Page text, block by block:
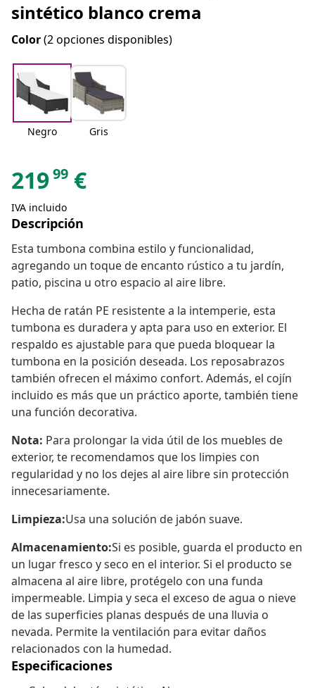
sintético blanco crema
Color(2 opciones disponibles)
Negro Gris
21999 €
IVA incluido
Descripción
Esta tumbona combina estilo y funcionalidad,
agregando un toque de encanto rústico a tu jardín,
patio, piscina u otro espacio al aire libre.
Hecha de ratán PE resistente a la intemperie, esta
tumbona es duradera y apta para uso en exterior. El
respaldo es ajustable para que pueda bloquear la
tumbona en la posición deseada. Los reposabrazos
también ofrecen el máximo confort. Además, el cojín
incluido es más que un práctico aporte, también tiene
una función decorativa.
Nota: Para prolongar la vida útil de los muebles de
exterior, te recomendamos que los limpies con
regularidad y no los dejes al aire libre sin protección
innecesariamente.
Limpieza:Usa una solución de jabón suave.
Almacenamiento:Si es posible, guarda el producto en
un lugar fresco y seco en el interior. Si el producto se
almacena al aire libre, protégelo con una funda
impermeable. Limpia y seca el exceso de agua o nieve
de las superficies planas después de una lluvia o
nevada. Permite la ventilación para evitar daños
relacionados con la humedad.
Especificaciones